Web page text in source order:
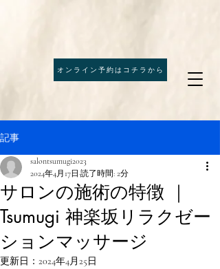
オンライン予約はコチラから
記事
サロンの施術の特徴 ｜
Tsumugi 神楽坂リラクゼー
ションマッサージ
salontsumugi2023
2024年4月17日 読了時間: 2分
更新日： 2024年4月25日